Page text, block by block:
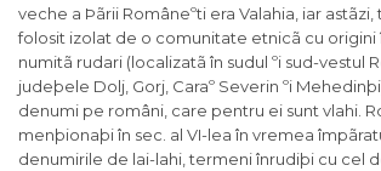
veche a Þãrii Româneºti era Valahia, iar
folosit izolat de o comunitate etnicã cu origini
numitã rudari (localizatã în sudul ºi sud-vestul
judeþele Dolj, Gorj, Caraº Severin ºi
denumi pe români, care pentru ei sunt vlahi.
menþionaþi în sec. al VI-lea în vremea
denumirile de lai-lahi, termeni înrudiþi cu cel